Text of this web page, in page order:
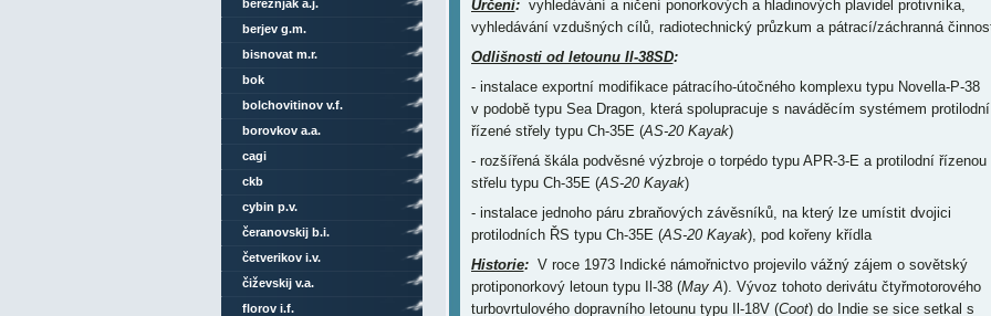
Určení:vyhledávání a ničení ponorkových a hladinových plavidel protivníka,
vyhledávání vzdušných cílů, radiotechnický průzkum a pátrací/záchranná
Odlišnosti od letounu Il-38SD:
- instalace exportní modifikace pátracího-útočného komplexu typu Novella-P-38
v podobě typu Sea Dragon, která spolupracuje s naváděcím systémem protilodní
řízené střely typu Ch-35E (AS-20 Kayak)
- rozšířená škála podvěsné výzbroje o torpédo typu APR-3-E a protilodní řízenou
střelu typu Ch-35E (AS-20 Kayak)
- instalace jednoho páru zbraňových závěsníků, na který lze umístit dvojici
protilodních ŘS typu Ch-35E (AS-20 Kayak), pod kořeny křídla
Historie:V roce 1973 Indické námořnictvo projevilo vážný zájem o sovětský
protiponorkový letoun typu Il-38 (May A). Vývoz tohoto derivátu čtyřmotorového
turbovrtulového dopravního letounu typu Il-18V (Coot) do Indie se sice setkal s
bereznjak a.j.
berjev g.m.
bisnovat m.r.
bok
bolchovitinov v.f.
borovkov a.a.
cagi
ckb
cybin p.v.
čeranovskij b.i.
četverikov i.v.
čiževskij v.a.
florov i.f.